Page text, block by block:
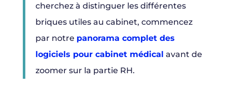
cherchez à distinguer les différentes
briques utiles au cabinet, commencez
par notre panorama complet des
logiciels pour cabinet médical avant de
zoomer sur la partie RH.